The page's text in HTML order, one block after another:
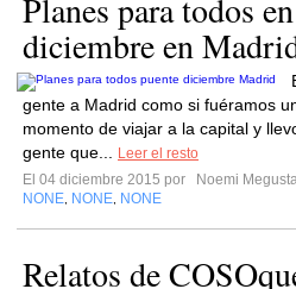
Planes para todos
diciembre en
gente a Madrid como si fuéramos
momento de viajar a la capital y
gente que...
Leer el resto
El 04 diciembre 2015 por
Noemi
NONE NONE NONE
Relatos de